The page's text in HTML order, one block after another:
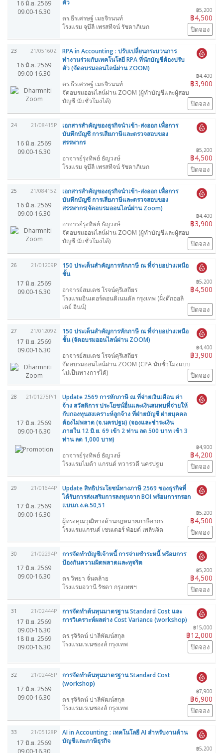
16 มิ.ย. 2569
09.00-16.30
ตัว
฿5,200
฿4,500
ดร.ธีรเศรษฐ์ เมธจิรนนท์
โรงแรม จุบีลี เพรสทีจน์ รัชดาภิเษก
ปิดจอง
23 21/05160Z
16 มิ.ย. 2569
09.00-16.30
RPA in Accounting : ปรับเปลี่ยนกระบวนการ
ทำงานร่วมกับเทคโนโลยี RPA ที่นักบัญชีต้องปรับ
ตัว (จัดอบรมออนไลน์ผ่าน ZOOM)
฿4,400
฿3,900
ดร.ธีรเศรษฐ์ เมธจิรนนท์
จัดอบรมออนไลน์ผ่าน ZOOM (ผู้ทำบัญชีและผู้สอบ
บัญชี นับชั่วโมงได้)
ปิดจอง
24 21/08415P
16 มิ.ย. 2569
09.00-16.30
เอกสารสำคัญของธุรกิจนำเข้า-ส่งออก เพื่อการ
บันทึกบัญชี การเสียภาษีและตรวจสอบของ
สรรพากร
฿5,200
฿4,500
อาจารย์รุ่งทิพย์ ธัญวงษ์
โรงแรม จุบีลี เพรสทีจน์ รัชดาภิเษก
ปิดจอง
25 21/08415Z
16 มิ.ย. 2569
09.00-16.30
เอกสารสำคัญของธุรกิจนำเข้า-ส่งออก เพื่อการ
บันทึกบัญชี การเสียภาษีและตรวจสอบของ
สรรพากร(จัดอบรมออนไลน์ผ่าน Zoom)
฿4,400
฿3,900
อาจารย์รุ่งทิพย์ ธัญวงษ์
จัดอบรมออนไลน์ผ่าน ZOOM (ผู้ทำบัญชีและผู้สอบ
บัญชี นับชั่วโมงได้)
ปิดจอง
26 21/01209P
17 มิ.ย. 2569
09.00-16.30
150 ประเด็นสำคัญการหักภาษี ณ ที่จ่ายอย่างเหนือ
ชั้น
฿5,200
฿4,500
อาจารย์สมเดช โรจน์คุรีเสถียร
โรงแรมอินเตอร์คอนติเนนตัล กรุงเทพ (ฝั่งตึกฮอลิ
เดย์ อินน์)
ปิดจอง
27 21/01209Z
17 มิ.ย. 2569
09.00-16.30
150 ประเด็นสำคัญการหักภาษี ณ ที่จ่ายอย่างเหนือ
ชั้น (จัดอบรมออนไลน์ผ่าน ZOOM)
฿4,400
฿3,900
อาจารย์สมเดช โรจน์คุรีเสถียร
จัดอบรมออนไลน์ผ่าน ZOOM (CPA นับชั่วโมงแบบ
ไม่เป็นทางการได้)
ปิดจอง
28 21/01275P/1
17 มิ.ย. 2569
09.00-16.30
Update 2569 การหักภาษี ณ ที่จ่ายเงินเดือน ค่า
จ้าง สวัสดิการ ประโยชน์อื่นและเงินสมทบที่จ่ายให้
กับกองทุนสงเคราะห์ลูกจ้าง ที่ฝ่ายบัญชี ฝ่ายบุคคล
ต้องไม่พลาด (จ.นครปฐม) (จองและชำระเงิน
ภายใน 12 มิ.ย. 69 เข้า 2 ท่าน ลด 500 บาท เข้า 3
ท่าน ลด 1,000 บาท)
฿4,900
฿4,200
อาจารย์รุ่งทิพย์ ธัญวงษ์
โรงแรมไมด้า แกรนด์ ทวารวดี นครปฐม
ปิดจอง
29 21/01644P
17 มิ.ย. 2569
09.00-16.30
Update สิทธิประโยชน์ทางภาษี 2569 ของธุรกิจที่
ได้รับการส่งเสริมการลงทุนจาก BOI พร้อมการกรอก
แบบภ.ง.ด.50,51
฿5,200
฿4,500
ผู้ทรงคุณวุฒิทางด้านกฎหมายภาษีอากร
โรงแรมแกรนด์ เซนเตอร์ พ้อยต์ เพลินจิต
ปิดจอง
30 21/02294P
17 มิ.ย. 2569
09.00-16.30
การจัดทำบัญชีเจ้าหนี้ การจ่ายชำระหนี้ พร้อมการ
ป้องกันความผิดพลาดและทุจริต
฿5,200
฿4,500
ดร.วิทยา จั่นคล้าย
โรงแรมอวานี รัชดา กรุงเทพฯ
ปิดจอง
31 21/02444P
17 มิ.ย. 2569
09.00-16.30
18 มิ.ย. 2569
09.00-16.30
การจัดทำต้นทุนมาตรฐาน Standard Cost และ
การวิเคราะห์ผลต่าง Cost Variance (workshop)
฿15,000
฿12,000
ดร.รุจิรัตน์ ปาลีพัฒน์สกุล
โรงแรมเรเนซองส์ กรุงเทพ
ปิดจอง
32 21/02445P
17 มิ.ย. 2569
09.00-16.30
การจัดทำต้นทุนมาตรฐาน Standard Cost
(workshop)
฿7,900
฿6,900
ดร.รุจิรัตน์ ปาลีพัฒน์สกุล
โรงแรมเรเนซองส์ กรุงเทพ
ปิดจอง
33 21/05128P
17 มิ.ย. 2569
09.00-16.30
AI in Accounting : เทคโนโลยี AI สำหรับงานด้าน
บัญชีและภาษีธุรกิจ
฿5,200